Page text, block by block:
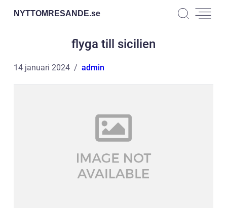
NYTTOMRESANDE.se
flyga till sicilien
14 januari 2024 admin